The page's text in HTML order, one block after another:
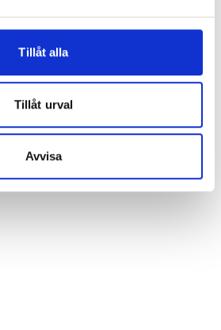
Tillåt alla
Tillåt urval
Avvisa